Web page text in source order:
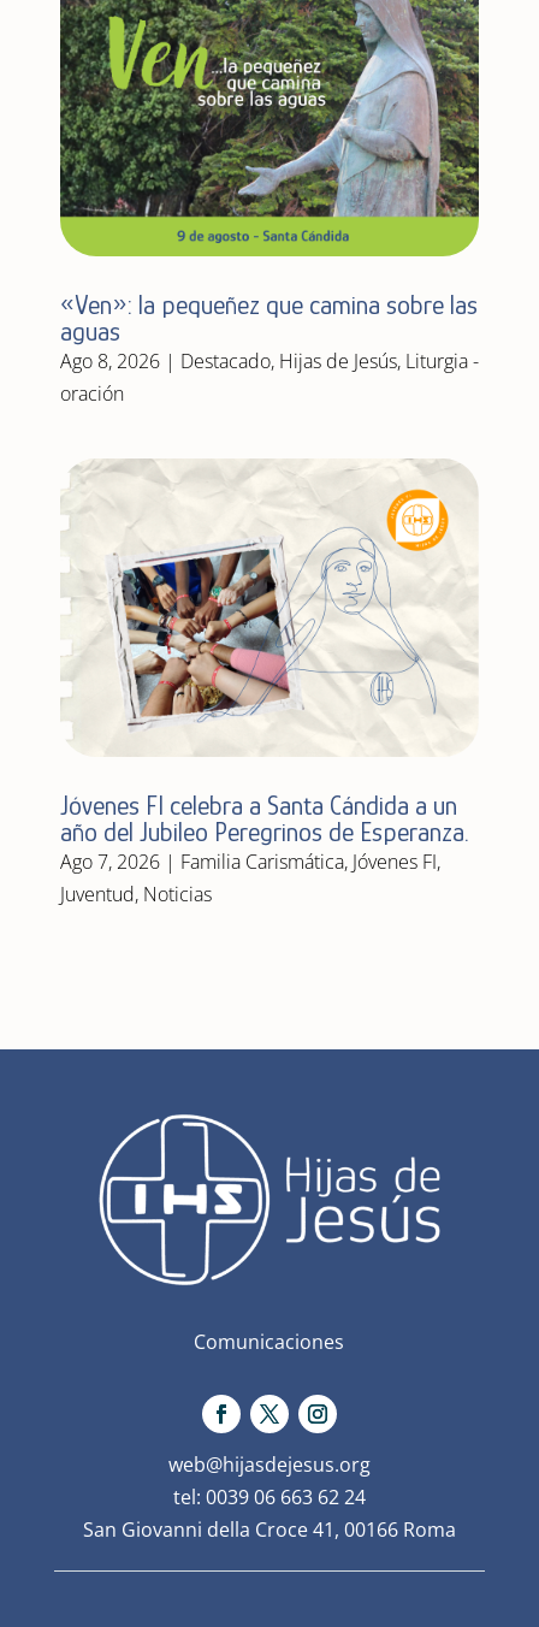
«Ven»: la pequeñez que camina sobre las
aguas
Ago 8, 2026| Destacado, Hijas de Jesús, Liturgia -
oración
Jóvenes FI celebra a Santa Cándida a un
año del Jubileo Peregrinos de Esperanza.
Ago 7, 2026| Familia Carismática, Jóvenes FI,
Juventud, Noticias
Comunicaciones
web@hijasdejesus.org
tel: 0039 06 663 62 24
San Giovanni della Croce 41, 00166 Roma